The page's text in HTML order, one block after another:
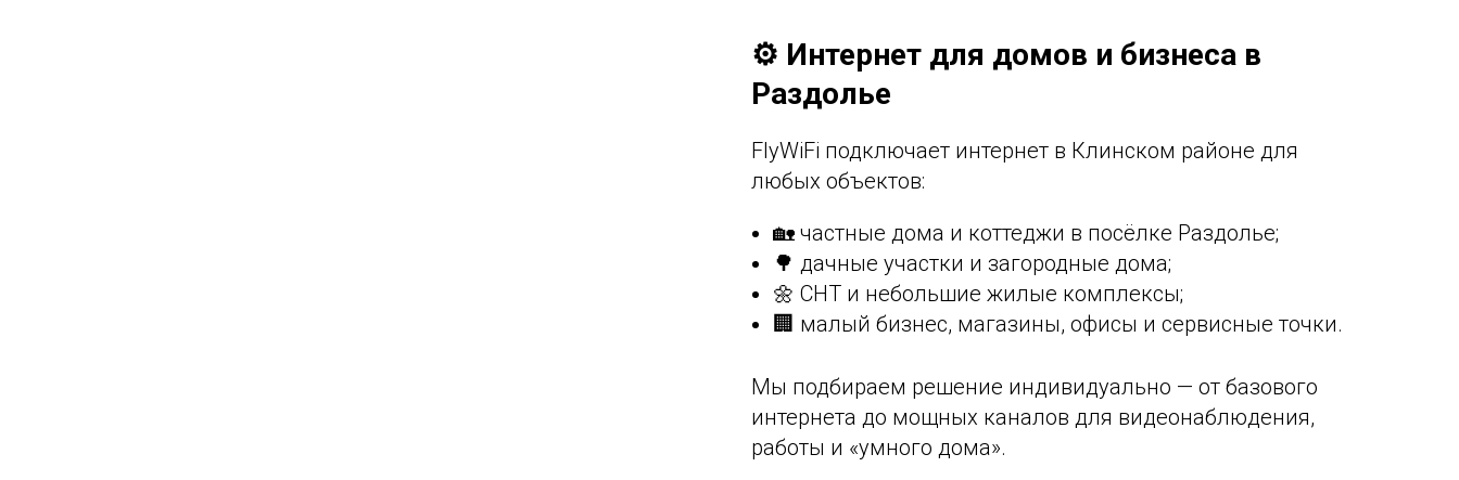
⚙️ Интернет для домов и бизнеса в
Раздолье
FlyWiFi подключает интернет в Клинском районе для
любых объектов:
🏡 частные дома и коттеджи в посёлке Раздолье;
🌳 дачные участки и загородные дома;
🌼 СНТ и небольшие жилые комплексы;
🏢 малый бизнес, магазины, офисы и сервисные точки.
Мы подбираем решение индивидуально — от базового
интернета до мощных каналов для видеонаблюдения,
работы и «умного дома».